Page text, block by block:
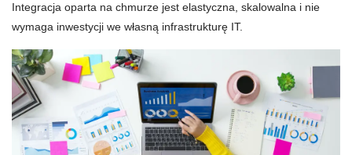
Integracja oparta na chmurze jest elastyczna, skalowalna i nie
wymaga inwestycji we własną infrastrukturę IT.